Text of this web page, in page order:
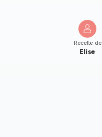
Recette de
Elise